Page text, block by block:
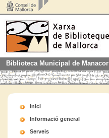
Biblioteca Municipal de Manacor
Inici
Informació general
Serveis